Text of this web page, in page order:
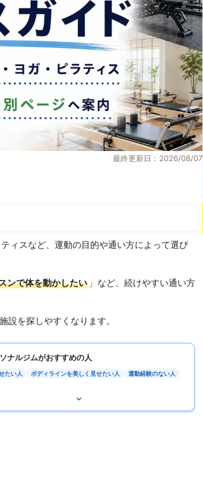
最終更新日：2026/08/07
ィスなど、運動の目的や通い方によって選び
ンで体を動かしたい 」など、続けやすい通い方
設を探しやすくなります。
ナルジムがおすすめの人
たい人 ボディラインを美しく見せたい人 運動経験のない人